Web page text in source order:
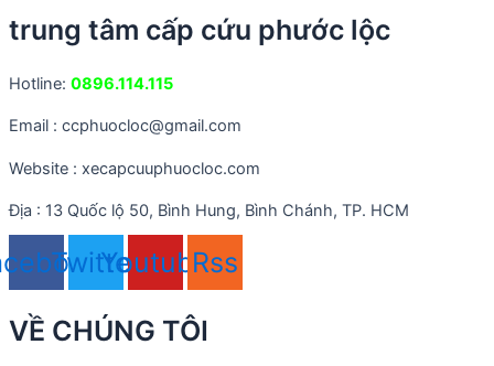
trung tâm cấp cứu phước lộc
Hotline: 0896.114.115
Email : ccphuocloc@gmail.com
Website : xecapcuuphuocloc.com
Địa : 13 Quốc lộ 50, Bình Hung, Bình Chánh, TP. HCM
TwitterYoutubeRss
VỀ CHÚNG TÔI